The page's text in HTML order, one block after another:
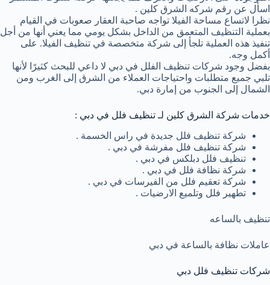
اسأل عن رقم شركه الشرق كلين .
نظرا لاتساع مساحة الفيلا تواجه صاحبة العقار صعوبات في القيام
بعملية التنظيف المتعمق من الداخل بشكل يومي مما يعني أنها من أجل
تنفيذ هذه العملية تلجأ إلى شركة متخصصة في تنظيف الفيلا. على
أكمل وجه.
بفضل وجود شركات تنظيف الفلل في دبي لا داعي للبحث كثيرًا لأنها
تلبي جميع متطلبات واحتياجات العملاء من الشرق إلى الغرب ومن
الشمال إلى الجنوب من إمارة دبي.
خدمات شركة الشرق كلين لـ تنظيف فلل في دبي :
شركة تنظيف فلل جديدة في راس الخسمة .
شركة تنظيف فلل مفرشة في دبي .
تنظيف فلل دبلكس في دبي .
شركة نظافة فلل في دبي .
شركة تعقيم فلل من الفيرسات في دبي .
تطهير فلل وتلميع الارضيات .
تنظيف بالساعه
عاملات نظافة بالساعة في دبي
شركات تنظيف فلل دبي